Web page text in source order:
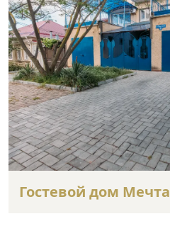
Гостевой дом Мечта